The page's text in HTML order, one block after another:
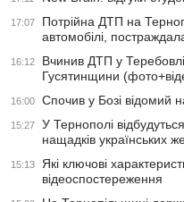
17:07
Потрійна ДТП на
автомобілі,
16:12
Вчинив ДТП у
Гусятинщини
16:00 Спочив у Бозі відомий
15:27
У Тернополі
нащадків українських
15:13
Які ключові
відеоспостереження